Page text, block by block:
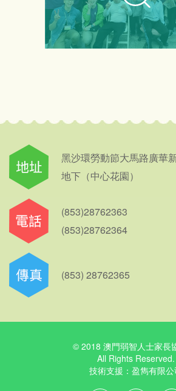
黑沙環勞動節大馬路廣華
地下（中心花園）
(853)28762363
(853)28762364
(853) 28762365
© 2018 澳門弱智人士家長
All Rights Reserved.
技術支援： 盈雋有限公